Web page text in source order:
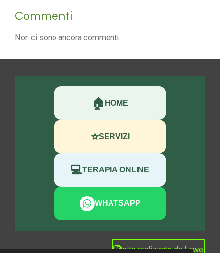
Commenti
Non ci sono ancora commenti.
🏠 HOME
⭐SERVIZI
💻TERAPIA ONLINE
WHATSAPP
sito realizzato da Lewel